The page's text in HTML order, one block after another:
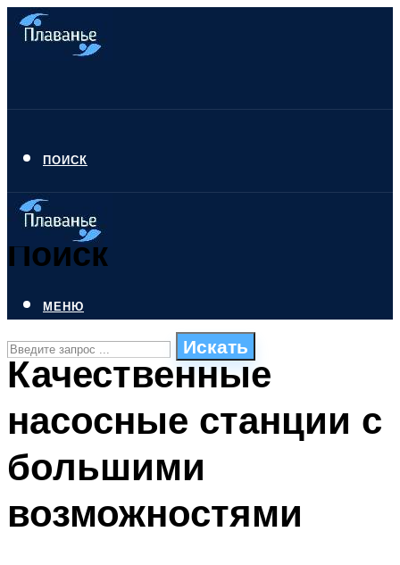
ПОИСК
Поиск
Искать
ПЛАВАНЬЕ ДЛЯ ДЕТЕЙ
БАССЕЙН ДЛЯ ДОМА
МЕНЮ
Качественные
насосные станции с
большими
возможностями